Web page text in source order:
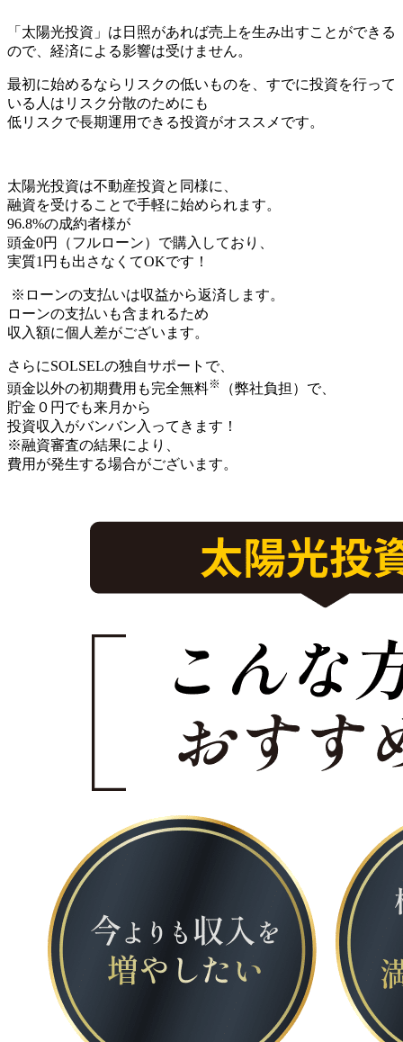
「太陽光投資」 は日照があれば売上を生み出すことができる
ので、経済による影響は受けません。
最初に始めるならリスクの低いものを、すでに投資を行って
いる人はリスク分散のためにも
低リスクで長期運用できる投資がオススメです。
太陽光投資は不動産投資と同様に、
融資を受けること で手軽に始められます。
96.8%の成約者様が
頭金0円
（フルローン）で購入しており、
実質1円も出さなくてOKです！
※ローンの支払いは収益から返済します。
ローンの支払いも含まれるため
収入額に個人差がございます。
さらにSOLSELの独自サポートで、
頭金以外の初期費用 も完全無料※
（弊社負担）で、
貯金０円でも来月から
投資収入がバンバン入ってきます！
※融資審査の結果により、
費用が発生する場合がございます。